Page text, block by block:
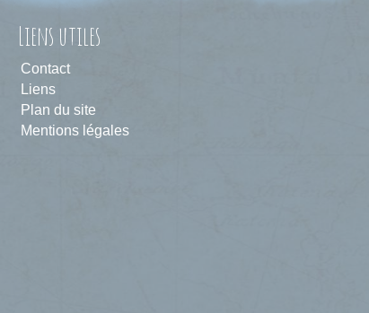
Liens utiles
Contact
Liens
Plan du site
Mentions légales